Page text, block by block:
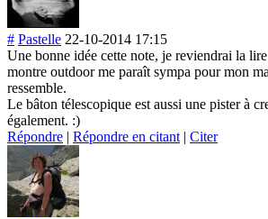
# Pastelle 22-10-2014 17:15
Une bonne idée cette note, je reviendrai la
montre outdoor me paraît sympa pour mon
ressemble.
Le bâton télescopique est aussi une pister à
également. :)
Répondre | Répondre en citant | Citer